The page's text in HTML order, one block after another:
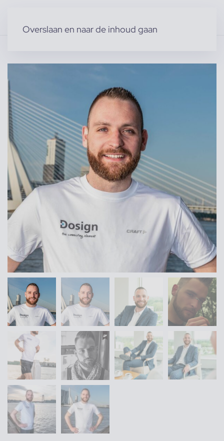
Overslaan en naar de inhoud gaan